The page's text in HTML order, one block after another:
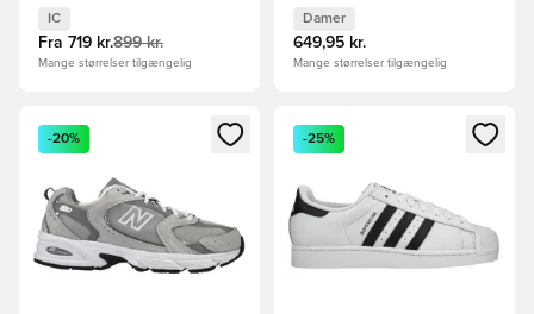
IC
Fra 719 kr.899 kr.
Mange størrelser tilgængelig
Damer
649,95 kr.
Mange størrelser tilgængelig
Åbner en Modal til at logge ind eller tilmelde dig som
-20%
Åbner en Modal til at logge
-25%